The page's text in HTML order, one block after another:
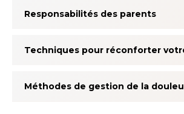
Responsabilités des parents
Techniques pour réconforter
Méthodes de gestion de la